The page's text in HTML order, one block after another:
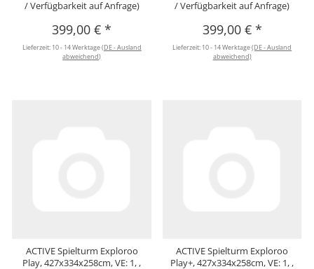
/ Verfügbarkeit auf Anfrage)
399,00 €*
Lieferzeit: 10 - 14 Werktage(DE - Ausland
abweichend)
/ Verfügbarkeit auf Anfrage)
399,00 € *
Lieferzeit: 10 - 14 Werktage(DE - Ausland
abweichend)
ACTIVE Spielturm Exploroo
Play, 427x334x258cm, VE: 1, ,
ACTIVE Spielturm Exploroo
Play+, 427x334x258cm, VE: 1, ,